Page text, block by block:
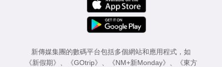
新傳媒集團的數碼平台包括多個網站和應用程式，如
《新假期》
《GOtrip》 《NM+新Monday》
《東方